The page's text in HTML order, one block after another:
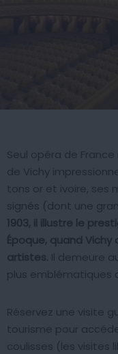
Seul opéra de
de Vichy
tons or et ivoire, ses
signés (dont une
1903, il illustre le
Époque, quand
artistes. Il demeure
plus emblématiques
Réservez une visite
tourisme pour
coulisses (les visites